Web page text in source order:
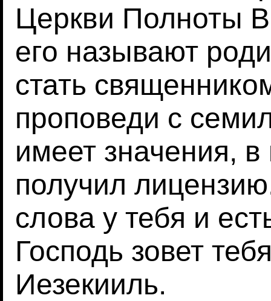
Церкви Полноты
его называют
стать
проповеди с
имеет значения,
получил
слова у тебя и
Господь зовет
Иезекииль.